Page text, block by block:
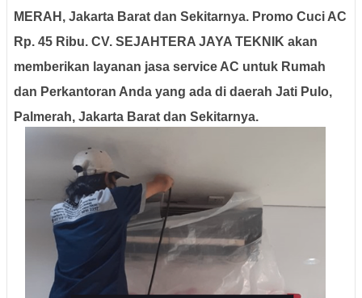
MERAH, Jakarta Barat dan Sekitarnya. Promo Cuci AC
Rp. 45 Ribu. CV. SEJAHTERA JAYA TEKNIK akan
memberikan layanan jasa service AC untuk Rumah
dan Perkantoran Anda yang ada di daerah Jati Pulo,
Palmerah, Jakarta Barat dan Sekitarnya.